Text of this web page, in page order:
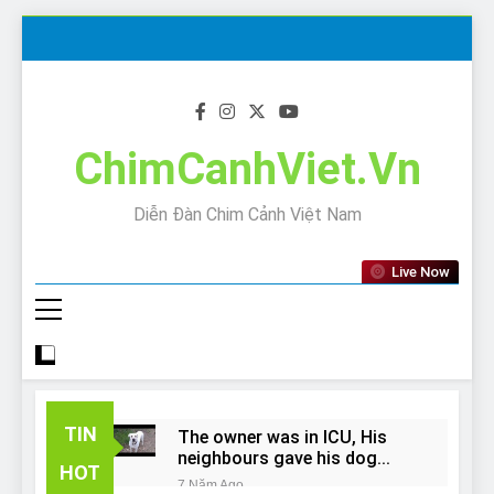
ChimCanhViet.Vn
Diễn Đàn Chim Cảnh Việt Nam
Live Now
TIN
HOT
The owner was in ICU, His
neighbours gave his dog
away!
7 Năm Ago